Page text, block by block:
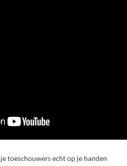
toeschouwers echt op je handen